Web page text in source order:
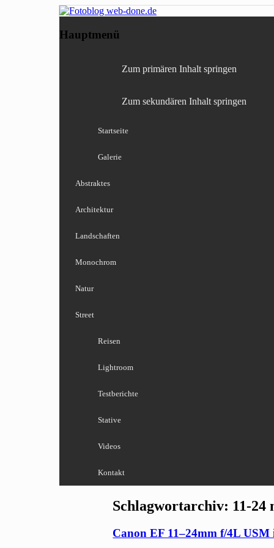
Fotoblog web-
Hauptmenü
Zum primären Inhalt springen
Zum sekundären Inhalt springen
Startseite
Galerie
Abstraktes
Architektur
Landschaften
Monochrom
Natur
Street
Reisen
Lightroom
Testberichte
Stative
Videos
Kontakt
Schlagwortarchiv: 11-24
Canon EF 11–24mm f/4L USM